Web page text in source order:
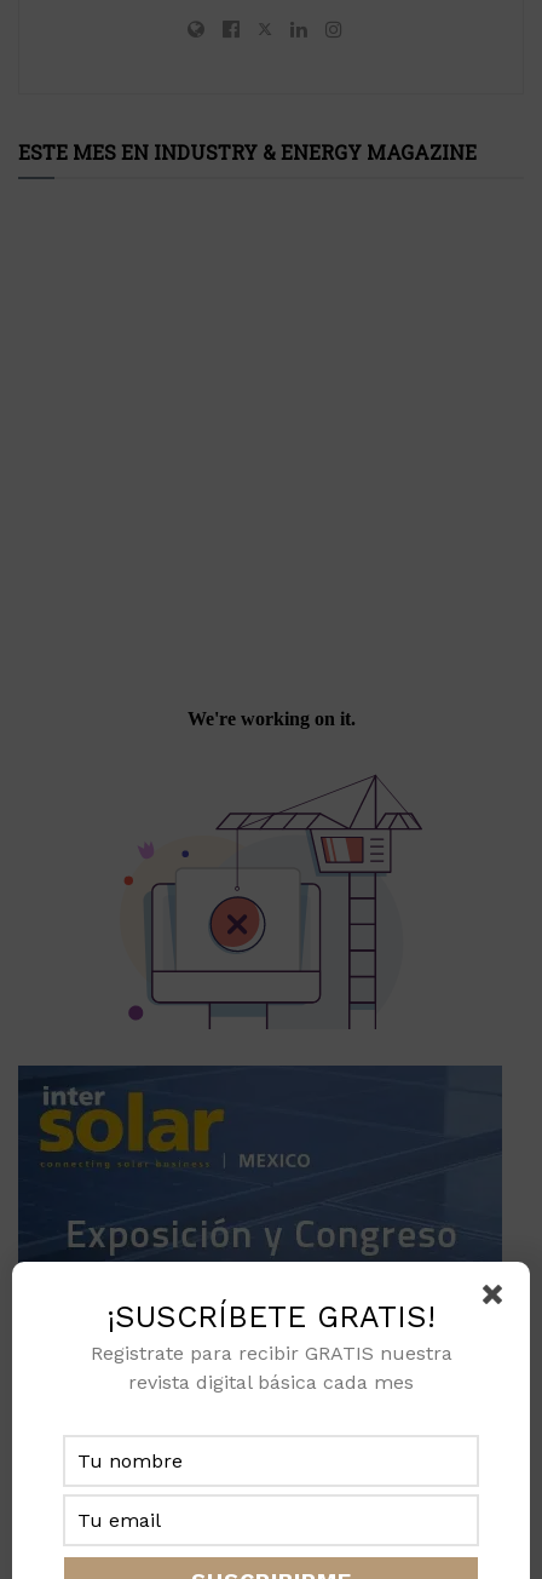
ESTE MES EN INDUSTRY & ENERGY MAGAZINE
¡SUSCRÍBETE GRATIS!
Registrate para recibir GRATIS nuestra
revista digital básica cada mes